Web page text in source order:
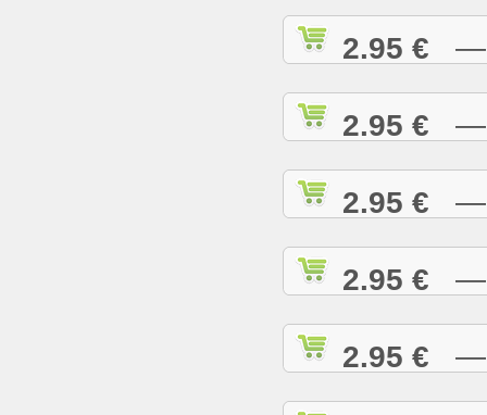
2.95 € —
2.95 € —
2.95 € —
2.95 € —
2.95 € —